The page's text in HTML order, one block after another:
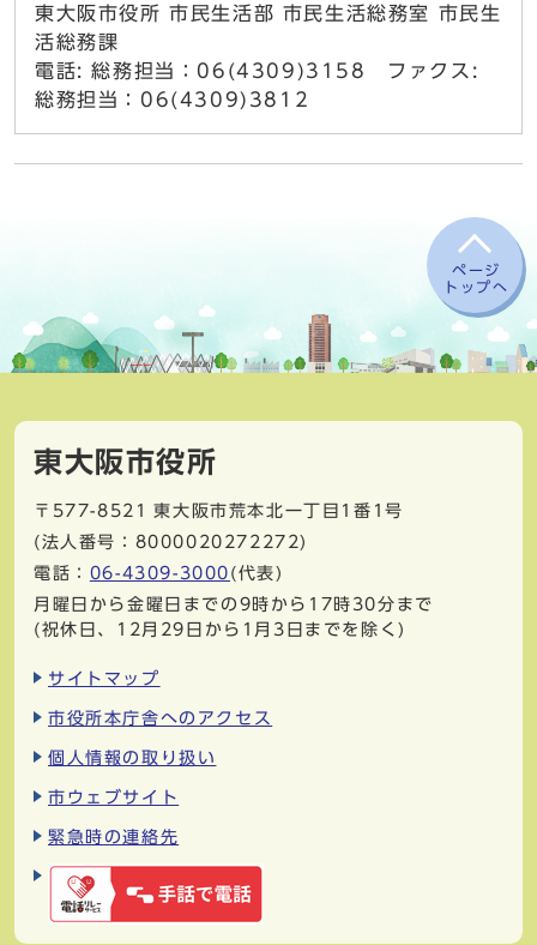
東大阪市役所 市民生活部 市民生活総務室 市民生
活総務課
電話: 総務担当：06(4309)3158 ファクス:
総務担当：06(4309)3812
ページ
トップへ
東大阪市役所
〒577-8521
東大阪市荒本北一丁目1番1号
(法人番号：8000020272272)
電話： 06-4309-3000 (代表)
月曜日から金曜日までの9時から17時30分まで
(祝休日、12月29日から1月3日までを除く)
サイトマップ
市役所本庁舎へのアクセス
個人情報の取り扱い
市ウェブサイト
緊急時の連絡先